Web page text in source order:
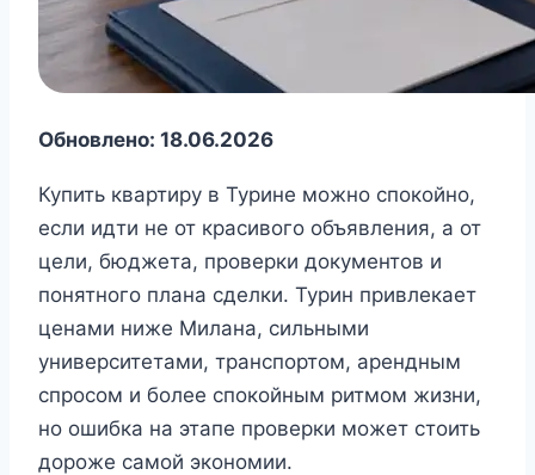
Обновлено: 18.06.2026
Купить квартиру в Турине можно спокойно,
если идти не от красивого объявления, а от
цели, бюджета, проверки документов и
понятного плана сделки. Турин привлекает
ценами ниже Милана, сильными
университетами, транспортом, арендным
спросом и более спокойным ритмом жизни,
но ошибка на этапе проверки может стоить
дороже самой экономии.